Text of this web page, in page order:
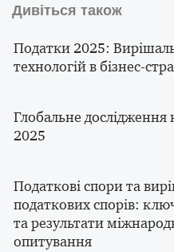
Дивіться також
Податки 2025:
технологій в бізнес-
Глобальне дослідження
2025
Податкові спори та
податкових спорів:
та результати
опитування